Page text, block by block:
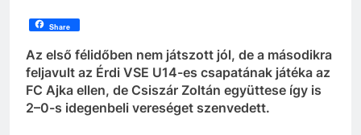
Share
Az első félidőben nem játszott jól, de a másodikra
feljavult az Érdi VSE U14-es csapatának játéka az
FC Ajka ellen, de Csiszár Zoltán együttese így is
2–0-s idegenbeli vereséget szenvedett.